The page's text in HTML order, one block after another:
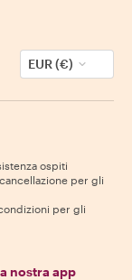
EUR (€)
ospiti
per gli
per gli
nostra app